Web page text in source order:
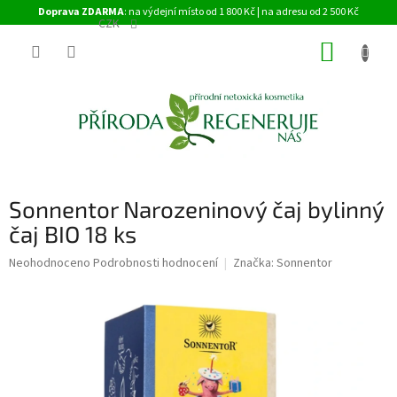
na
Doprava ZDARMA: na výdejní místo od 1 800 Kč | na adresu od 2 500 Kč
CZK
Sonnentor Narozeninový čaj bylinný
čaj BIO 18 ks
Průměrné
Neohodnoceno Podrobnosti hodnocení Značka: Sonnentor